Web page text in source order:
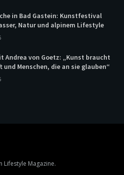
in Bad Gastein: Kunstfestival
Natur und alpinem Lifestyle
Andrea von Goetz: „Kunst braucht
und Menschen, die an sie glauben“
Lifestyle Magazine.